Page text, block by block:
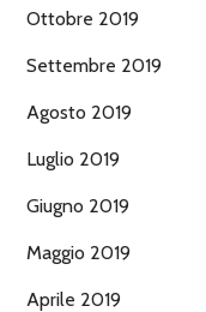
Ottobre 2019
Settembre 2019
Agosto 2019
Luglio 2019
Giugno 2019
Maggio 2019
Aprile 2019